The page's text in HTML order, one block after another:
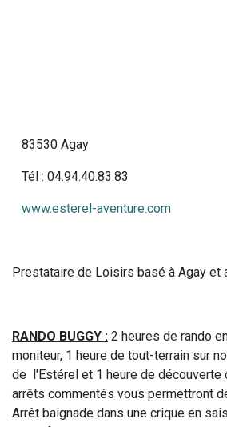
83530 Agay
Tél : 04.94.40.83.83
www.esterel-aventure.com
Prestataire de Loisirs basé à Agay et
RANDO BUGGY : 2 heures de rando
moniteur, 1 heure de tout-terrain sur
de l'Estérel et 1 heure de découverte
arrêts commentés vous permettront
Arrêt baignade dans une crique en